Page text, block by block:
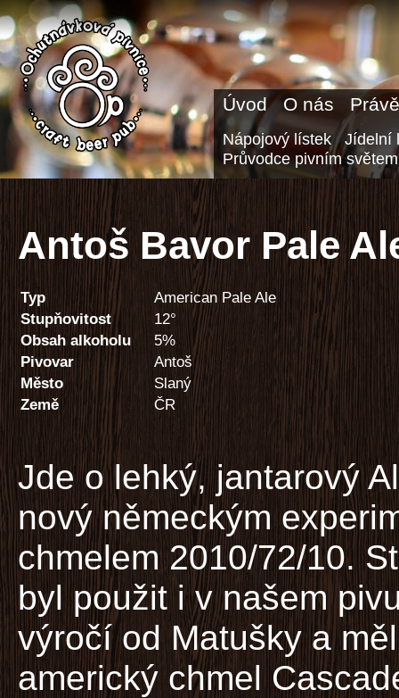
Úvod O nás
Nápojový lístek
Jídelní
Průvodce pivním světem
Antoš Bavor Pale
Typ
American Pale Ale
Stupňovitost
12°
Obsah alkoholu
5%
Pivovar
Antoš
Město
Slaný
Země
ČR
Jde o lehký, jantarový
nový německým
chmelem 2010/72/10.
byl použit i v našem
výročí od Matušky a
americký chmel